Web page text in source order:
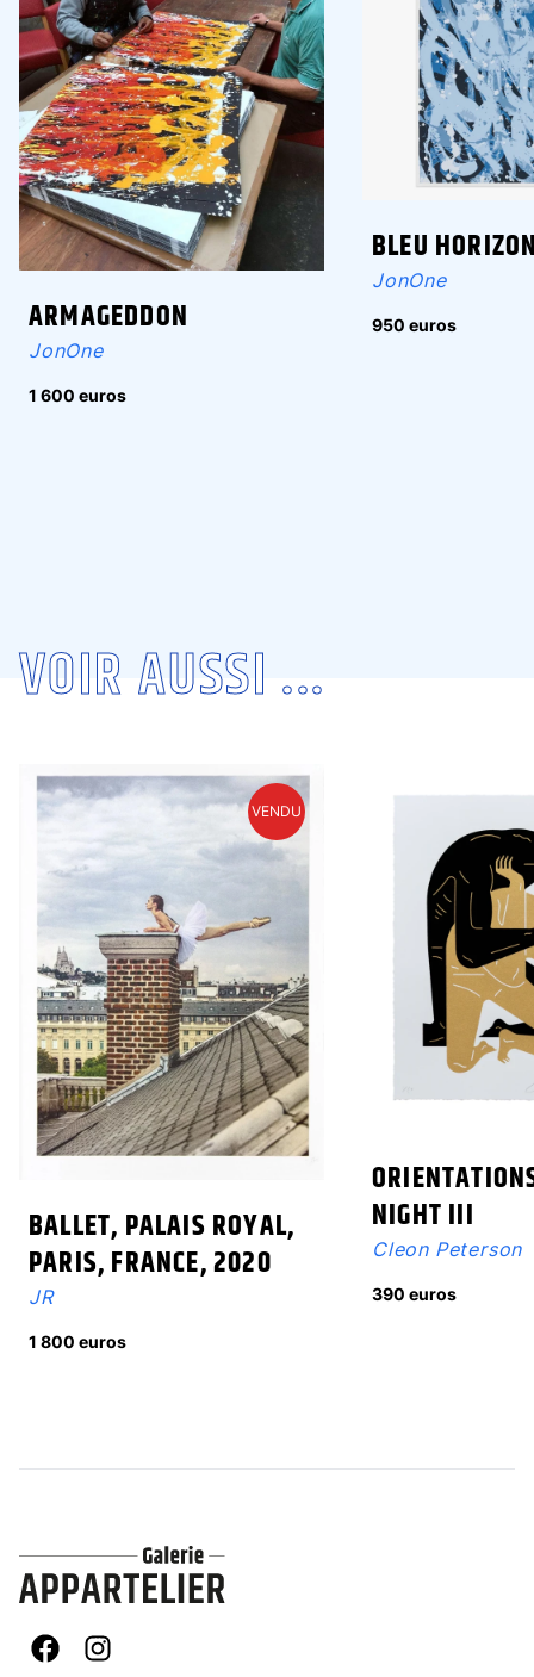
ARMAGEDDON
JonOne
1 600 euros
BLEU
JonOne
950 euros
VOIR AUSSI ...
BALLET, PALAIS ROYAL,
PARIS, FRANCE, 2020
JR
1 800 euros
VENDU
NIGHT III
Cleon Peterson
390 euros
FacebookInstagram